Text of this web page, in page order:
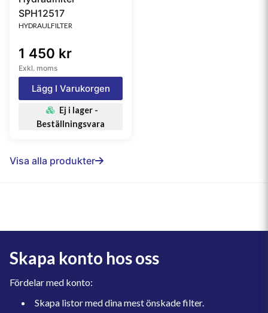
SPH12517
HYDRAULFILTER
1 450 kr
Exkl. moms
Lägg I Varukorgen
Ej i lager -
Beställningsvara
Visa alla produkter
Skapa konto hos oss
Fördelar med konto:
Skapa listor med dina mest önskade filter.